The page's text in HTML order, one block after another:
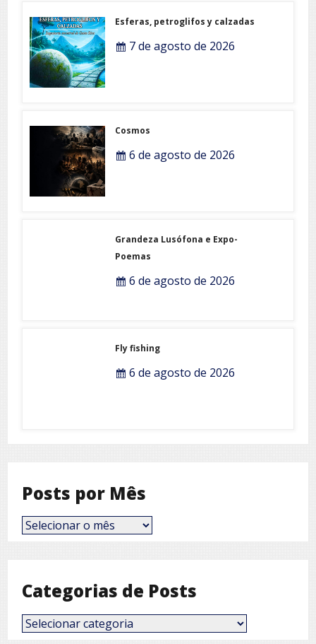
Esferas, petroglifos y calzadas
7 de agosto de 2026
Cosmos
6 de agosto de 2026
Grandeza Lusófona e Expo-
Poemas
6 de agosto de 2026
Fly fishing
6 de agosto de 2026
Posts por Mês
Posts
por
Categorias de Posts
Categorias
de